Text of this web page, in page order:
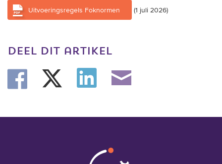
Uitvoeringsregels Foknormen (1 juli 2026)
deel dit artikel